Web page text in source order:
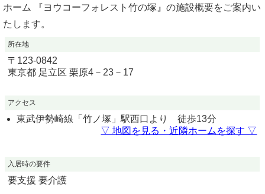
ホーム 『ヨウコーフォレスト竹の塚』の施設概要をご案内い
たします。
所在地
〒 123-0842
東京都 足立区 栗原4－23－17
アクセス
東武伊勢崎線「竹ノ塚」駅西口より 徒歩13分
▽ 地図を見る・近隣ホームを探す ▽
入居時の要件
要支援 要介護